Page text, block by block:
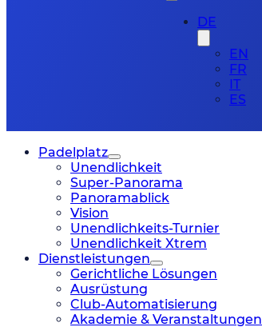
DE
EN
FR
IT
ES
Padelplatz
Unendlichkeit
Super-Panorama
Panoramablick
Vision
Unendlichkeits-Turnier
Unendlichkeit Xtrem
Dienstleistungen
Gerichtliche Lösungen
Ausrüstung
Club-Automatisierung
Akademie & Veranstaltungen